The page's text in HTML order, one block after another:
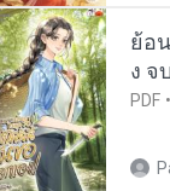
ย้อ
ง จ
PDF